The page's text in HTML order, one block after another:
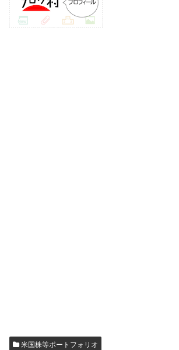
米国株等ポートフォリオ